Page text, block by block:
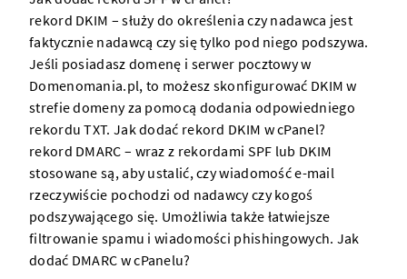
rekord DKIM – służy do określenia czy nadawca jest
faktycznie nadawcą czy się tylko pod niego podszywa.
Jeśli posiadasz domenę i serwer pocztowy w
Domenomania.pl, to możesz skonfigurować DKIM w
strefiedomenyza pomocą dodania odpowiedniego
rekordu TXT. Jak dodać rekord DKIM w cPanel?
rekord DMARC – wraz z rekordami SPF lub DKIM
stosowane są, aby ustalić, czy wiadomość e-mail
rzeczywiście pochodzi od nadawcy czy kogoś
podszywającego się. Umożliwia także łatwiejsze
filtrowanie spamu i wiadomości phishingowych. Jak
dodać DMARC w cPanelu?